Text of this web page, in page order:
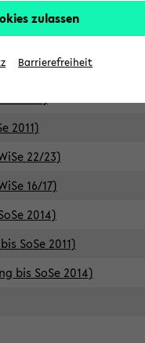
16/17)
2015)
2011)
22/23)
16/17)
2014)
SoSe 2011)
bis SoSe 2014)
zulassen
Barrierefreiheit